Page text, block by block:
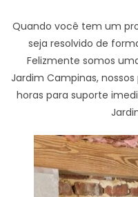
Quando você tem um
seja resolvido de
Felizmente somos
Jardim Campinas,
horas para suporte